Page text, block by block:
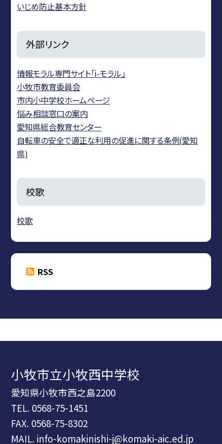
いじめ防止基本方針
外部リンク
情報モラル専門サイト「i-モラル」
小牧市教育委員会
市内小中学校ホームページ
悩み相談窓口の案内
愛知県総合教育センター
自転車の安全で適正な利用の促進に関する条例(愛知
県)
校歌
校歌
RSS
小牧市立小牧西中学校
愛知県小牧市西之島2200
TEL. 0568-75-1451
FAX. 0568-75-8302
MAIL. info-komakinishi-j@komaki-aic.ed.jp